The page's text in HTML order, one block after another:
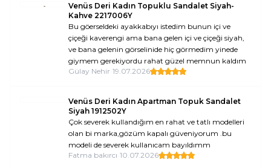
Venüs Deri Kadın Topuklu Sandalet Siyah-
Kahve 2217006Y
Bu göerseldeki ayakkabıyı istedim bunun içi ve
çiçeği kaverengi ama bana gelen içi ve çiçeği siyah,
ve bana gelenin görselinide hiç görmedim yinede
giymem gerekiyordu rahat güzel memnun kaldım
Gülay Nehir 19.07.2026
Venüs Deri Kadın Apartman Topuk Sandalet
Siyah 1912502Y
Çok severek kullandığım en rahat ve tatlı modelleri
olan bi marka,gözüm kapalı güveniyorum .bu
modeli de severek kullanıcam bayıldımm
Fatma bakırcı 10.07.2026